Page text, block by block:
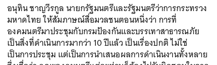
อนุทิน ชาญวีรกูล นายกรัฐมนตรีและรัฐมนตรีว่าการกระทรวง
มหาดไทย ให้สัมภาษณ์สื่อมวลชนตอนหนึ่งว่า การที่
องคมนตรีมาประชุมกับกรมป้องกันและบรรเทาสาธารณภัย
เป็นสิ่งที่ดำเนินการมากว่า 10 ปีแล้ว เป็นเรื่องปกติ ไม่ใช่
เป็นการประชุม แต่เป็นการนำเสนอผลการดำเนินงานทั้งหลาย